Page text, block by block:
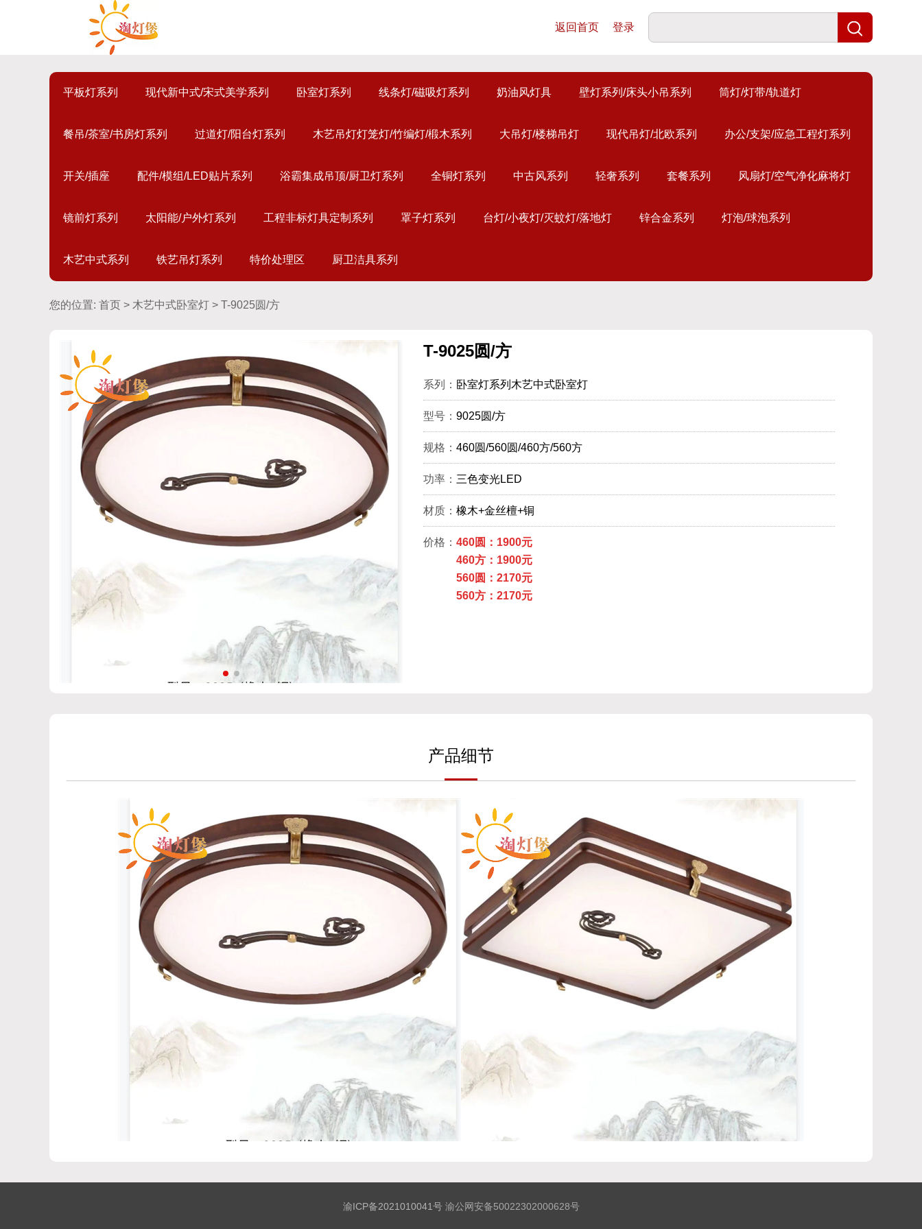
返回首页 登录
平板灯系列 现代新中式/宋式美学系列 卧室灯系列 线条灯/磁吸灯系列 奶油风灯具 壁灯系列/床头小吊系列 筒灯/灯带/轨道灯
餐吊/茶室/书房灯系列 过道灯/阳台灯系列 木艺吊灯灯笼灯/竹编灯/椴木系列 大吊灯/楼梯吊灯 现代吊灯/北欧系列 办公/支架/应急工程灯系列
开关/插座 配件/模组/LED贴片系列 浴霸集成吊顶/厨卫灯系列 全铜灯系列 中古风系列 轻奢系列 套餐系列 风扇灯/空气净化麻将灯
镜前灯系列 太阳能/户外灯系列 工程非标灯具定制系列 罩子灯系列 台灯/小夜灯/灭蚊灯/落地灯 锌合金系列 灯泡/球泡系列
木艺中式系列 铁艺吊灯系列 特价处理区 厨卫洁具系列
您的位置: 首页 > 木艺中式卧室灯 > T-9025圆/方
T-9025圆/方
系列： 卧室灯系列木艺中式卧室灯
型号： 9025圆/方
规格： 460圆/560圆/460方/560方
功率： 三色变光LED
材质： 橡木+金丝檀+铜
价格： 460圆：1900元
460方：1900元
560圆：2170元
产品细节
渝ICP备2021010041号渝公网安备50022302000628号